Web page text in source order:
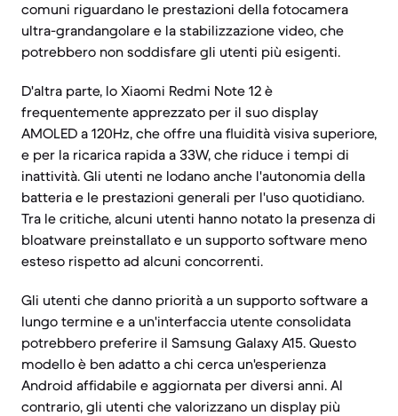
comuni riguardano le prestazioni della fotocamera
ultra-grandangolare e la stabilizzazione video, che
potrebbero non soddisfare gli utenti più esigenti.
D'altra parte, lo Xiaomi Redmi Note 12 è
frequentemente apprezzato per il suo display
AMOLED a 120Hz, che offre una fluidità visiva superiore,
e per la ricarica rapida a 33W, che riduce i tempi di
inattività. Gli utenti ne lodano anche l'autonomia della
batteria e le prestazioni generali per l'uso quotidiano.
Tra le critiche, alcuni utenti hanno notato la presenza di
bloatware preinstallato e un supporto software meno
esteso rispetto ad alcuni concorrenti.
Gli utenti che danno priorità a un supporto software a
lungo termine e a un'interfaccia utente consolidata
potrebbero preferire il Samsung Galaxy A15. Questo
modello è ben adatto a chi cerca un'esperienza
Android affidabile e aggiornata per diversi anni. Al
contrario, gli utenti che valorizzano un display più